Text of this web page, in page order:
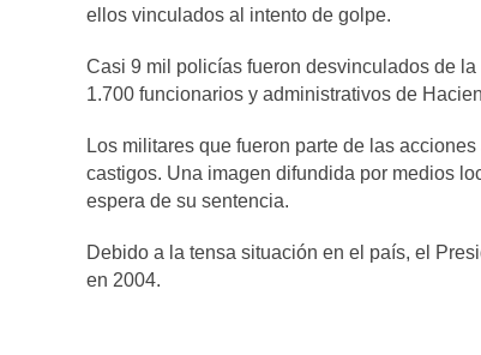
ellos vinculados al intento de golpe.
Casi 9 mil policías fueron desvinculados de
1.700 funcionarios y administrativos de
Los militares que fueron parte de las
castigos. Una imagen difundida por medios
espera de su sentencia.
Debido a la tensa situación en el país, el
en 2004.